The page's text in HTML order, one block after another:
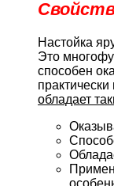
Настойка
Это
способен
обладает